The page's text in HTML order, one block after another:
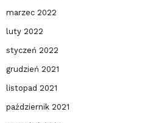
marzec 2022
luty 2022
styczeń 2022
grudzień 2021
listopad 2021
październik 2021